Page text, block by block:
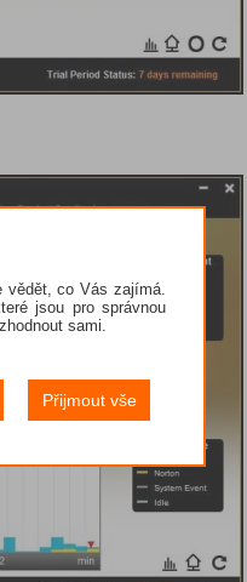
vědět, co Vás zajímá.
jsou pro správnou
sami.
Přijmout vše